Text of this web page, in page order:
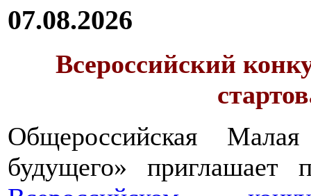
07.08.2026
Всероссийский
Общероссийская
будущего» приглашает